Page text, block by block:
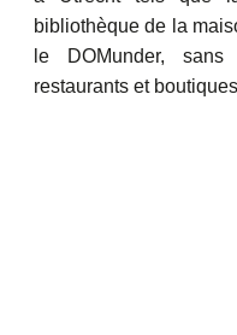
bibliothèque de la
le DOMunder,
restaurants et